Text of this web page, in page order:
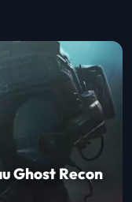
Ghost Recon